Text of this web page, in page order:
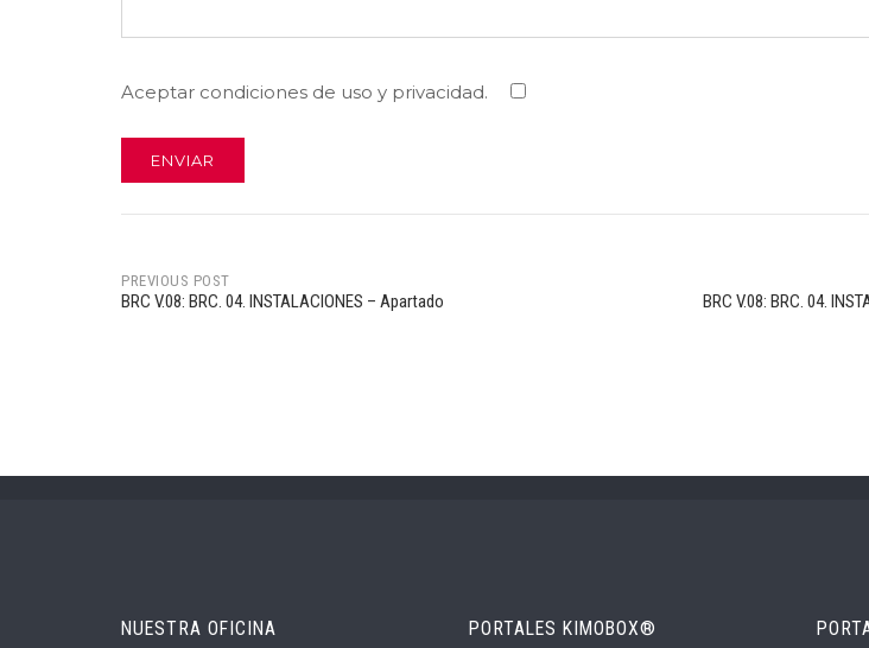
Aceptar condiciones de uso y privacidad.
Post
PREVIOUS POST
BRC V.08: BRC. 04. INSTALACIONES – Apartado
BRC V.08: BRC. 04.
NUESTRA OFICINA PORTALES KIMOBOX®